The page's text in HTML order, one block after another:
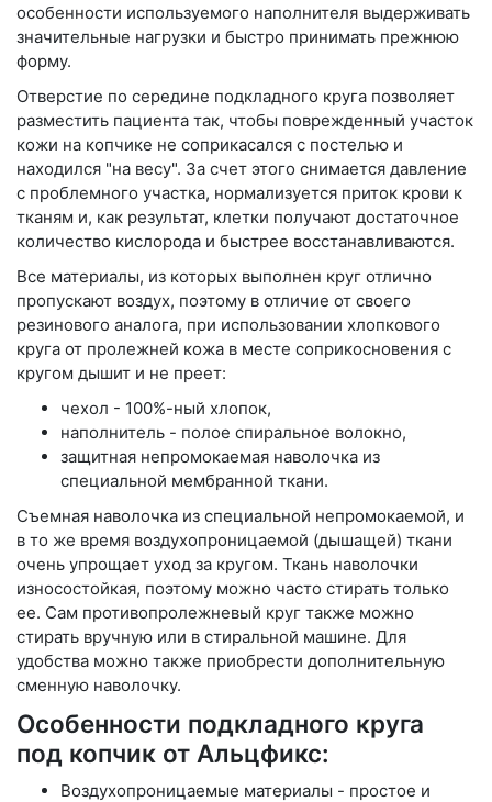
особенности используемого наполнителя выдерживать
значительные нагрузки и быстро принимать прежнюю
форму.
Отверстие по середине подкладного круга позволяет
разместить пациента так, чтобы поврежденный участок
кожи на копчике не соприкасался с постелью и
находился "на весу". За счет этого снимается давление
с проблемного участка, нормализуется приток крови к
тканям и, как результат, клетки получают достаточное
количество кислорода и быстрее восстанавливаются.
Все материалы, из которых выполнен круг отлично
пропускают воздух, поэтому в отличие от своего
резинового аналога, при использовании хлопкового
круга от пролежней кожа в месте соприкосновения с
кругом дышит и не преет:
чехол - 100%-ный хлопок,
наполнитель - полое спиральное волокно,
защитная непромокаемая наволочка из
специальной мембранной ткани.
Съемная наволочка из специальной непромокаемой, и
в то же время воздухопроницаемой (дышащей) ткани
очень упрощает уход за кругом. Ткань наволочки
износостойкая, поэтому можно часто стирать только
ее. Сам противопролежневый круг также можно
стирать вручную или в стиральной машине. Для
удобства можно также приобрести дополнительную
сменную наволочку.
Особенности подкладного круга
под копчик от Альцфикс:
Воздухопроницаемые материалы - простое и